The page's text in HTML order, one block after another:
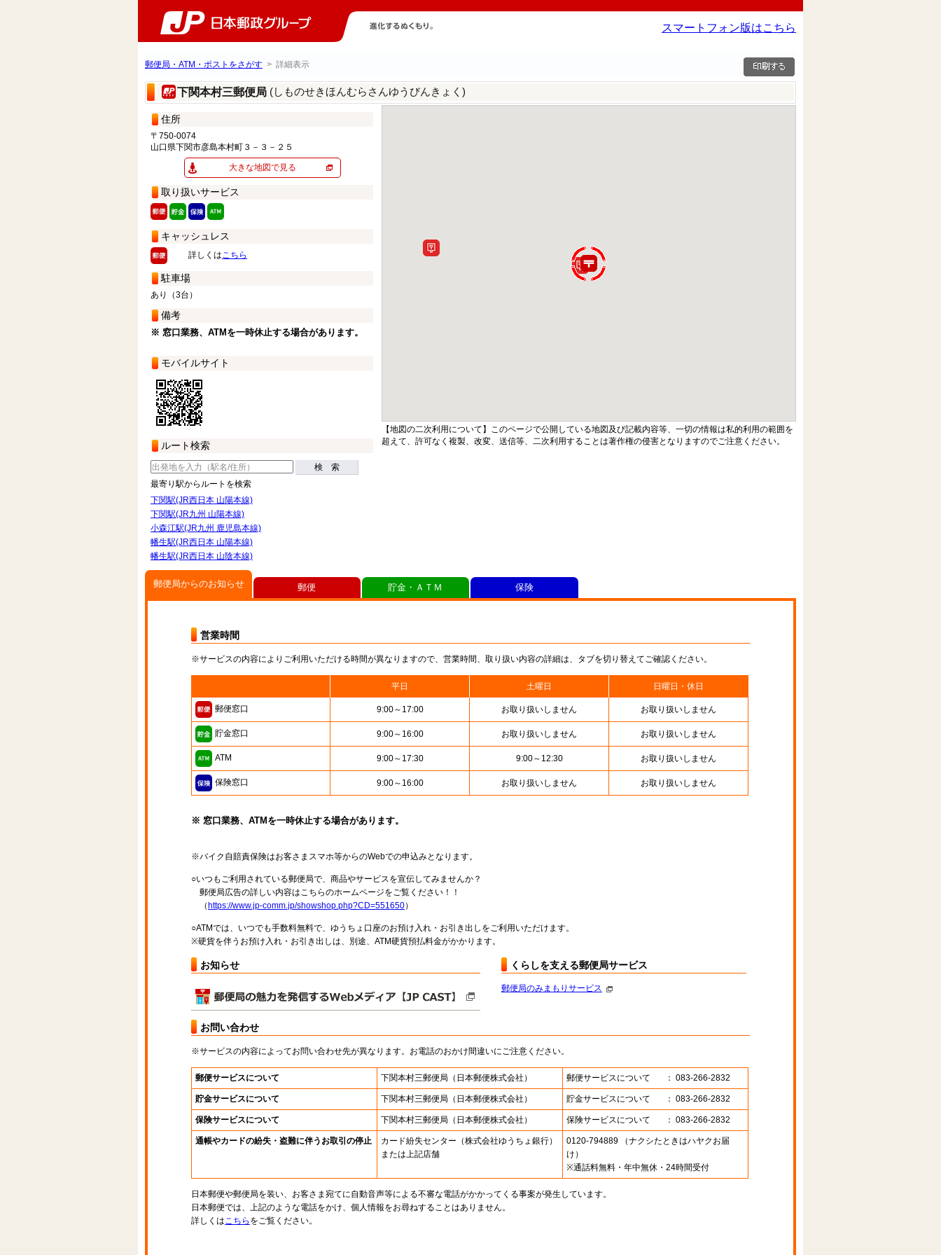
スマートフォン版はこちら
郵便局・ATM・ポストをさがす > 詳細表示
下関本村三郵便局 (しものせきほんむらさんゆうびんきょく)
住所
〒750-0074
山口県下関市彦島本村町３－３－２５
大きな地図で見る
取り扱いサービス
キャッシュレス
詳しくはこちら
駐車場
あり（3台）
備考
※ 窓口業務、ATMを一時休止する場合があります。
モバイルサイト
ルート検索
検 索
最寄り駅からルートを検索
下関駅(JR西日本 山陽本線)
下関駅(JR九州 山陽本線)
小森江駅(JR九州 鹿児島本線)
幡生駅(JR西日本 山陽本線)
幡生駅(JR西日本 山陰本線)
【地図の二次利用について】このページで公開している地図及び記載内容等、一切の情報は私的利用の範囲を
超えて、許可なく複製、改変、送信等、二次利用することは著作権の侵害となりますのでご注意ください。
郵便局からのお知らせ
営業時間
※サービスの内容によりご利用いただける時間が異なりますので、営業時間、取り扱い内容の詳細は、タブを切り替えてご確認ください。
平日 土曜日 日曜日・休日
郵便窓口 9:00～17:00 お取り扱いしません お取り扱いしません
貯金窓口 9:00～16:00 お取り扱いしません お取り扱いしません
ATM 9:00～17:30 9:00～12:30 お取り扱いしません
保険窓口 9:00～16:00 お取り扱いしません お取り扱いしません
※ 窓口業務、ATMを一時休止する場合があります。
※バイク自賠責保険はお客さまスマホ等からのWebでの申込みとなります。
○いつもご利用されている郵便局で、商品やサービスを宣伝してみませんか？
郵便局広告の詳しい内容はこちらのホームページをご覧ください！！
（ https://www.jp-comm.jp/showshop.php?CD=551650）
○ATMでは、いつでも手数料無料で、ゆうちょ口座のお預け入れ・お引き出しをご利用いただけます。
※硬貨を伴うお預け入れ・お引き出しは、別途、ATM硬貨預払料金がかかります。
お知らせ くらしを支える郵便局サービス
郵便局のみまもりサービス
お問い合わせ
※サービスの内容によってお問い合わせ先が異なります。お電話のおかけ間違いにご注意ください。
郵便サービスについて 下関本村三郵便局 （日本郵便株式会社） 郵便サービスについて ： 083-266-2832
貯金サービスについて 下関本村三郵便局 （日本郵便株式会社） 貯金サービスについて ： 083-266-2832
保険サービスについて 下関本村三郵便局 （日本郵便株式会社） 保険サービスについて ： 083-266-2832
通帳やカードの紛失・盗難に伴うお取引の停止 カード紛失センター （株式会社ゆうちょ銀行）
または上記店舗
0120-794889 （ナクシたときはハヤクお届
け）
※通話料無料・年中無休・24時間受付
日本郵便や郵便局を装い、お客さま宛てに自動音声等による不審な電話がかかってくる事案が発生しています。
日本郵便では、上記のような電話をかけ、個人情報をお尋ねすることはありません。
詳しくはこちら をご覧ください。
郵便 貯金・ＡＴＭ 保険